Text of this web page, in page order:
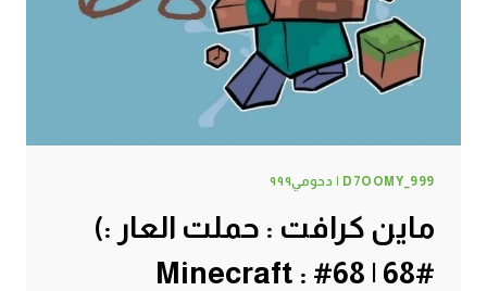
D7OOMY_999 | دحومي٩٩٩
ماين كرافت : حملت العار :)
#68 | 68# Minecraft :